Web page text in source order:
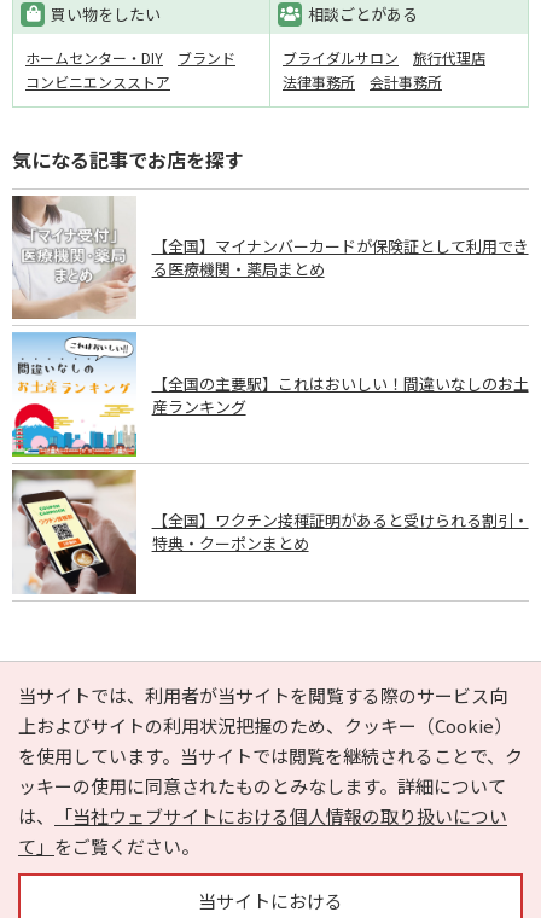
買い物をしたい
ホームセンター・DIY
ブランド
コンビニエンスストア
相談ごとがある
ブライダルサロン
旅行代理店
法律事務所
会計事務所
気になる記事でお店を探す
【全国】マイナンバーカードが保険証として利用でき
る医療機関・薬局まとめ
【全国の主要駅】これはおいしい！間違いなしのお土
産ランキング
【全国】ワクチン接種証明があると受けられる割引・
特典・クーポンまとめ
PAGE TOP
当サイトでは、利用者が当サイトを閲覧する際のサービス向
上およびサイトの利用状況把握のため、クッキー（Cookie）
を使用しています。当サイトでは閲覧を継続されることで、ク
ッキーの使用に同意されたものとみなします。詳細について
は、
「当社ウェブサイトにおける個人情報の取り扱いについ
て」 をご覧ください。
当サイトにおける
e-NAVITA（イーナビタ）とは？ お気に入り
ヘルプ
利用規約
個人情報の取り扱いについて
運営会社
サイトマップ
広告掲載に関するお問い合わせ